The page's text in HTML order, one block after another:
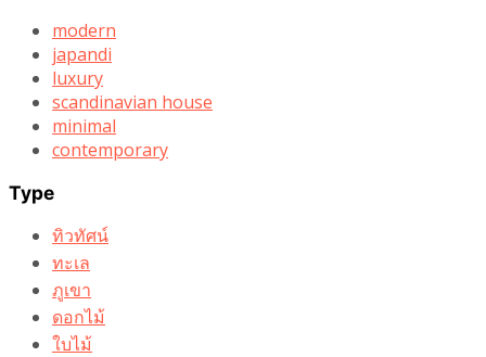
modern
japandi
luxury
scandinavian house
minimal
contemporary
Type
ทิวทัศน์
ทะเล
ภูเขา
ดอกไม้
ใบไม้